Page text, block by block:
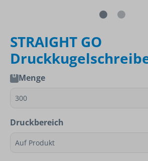
STRAIGHT GO
Menge
Druckbereich